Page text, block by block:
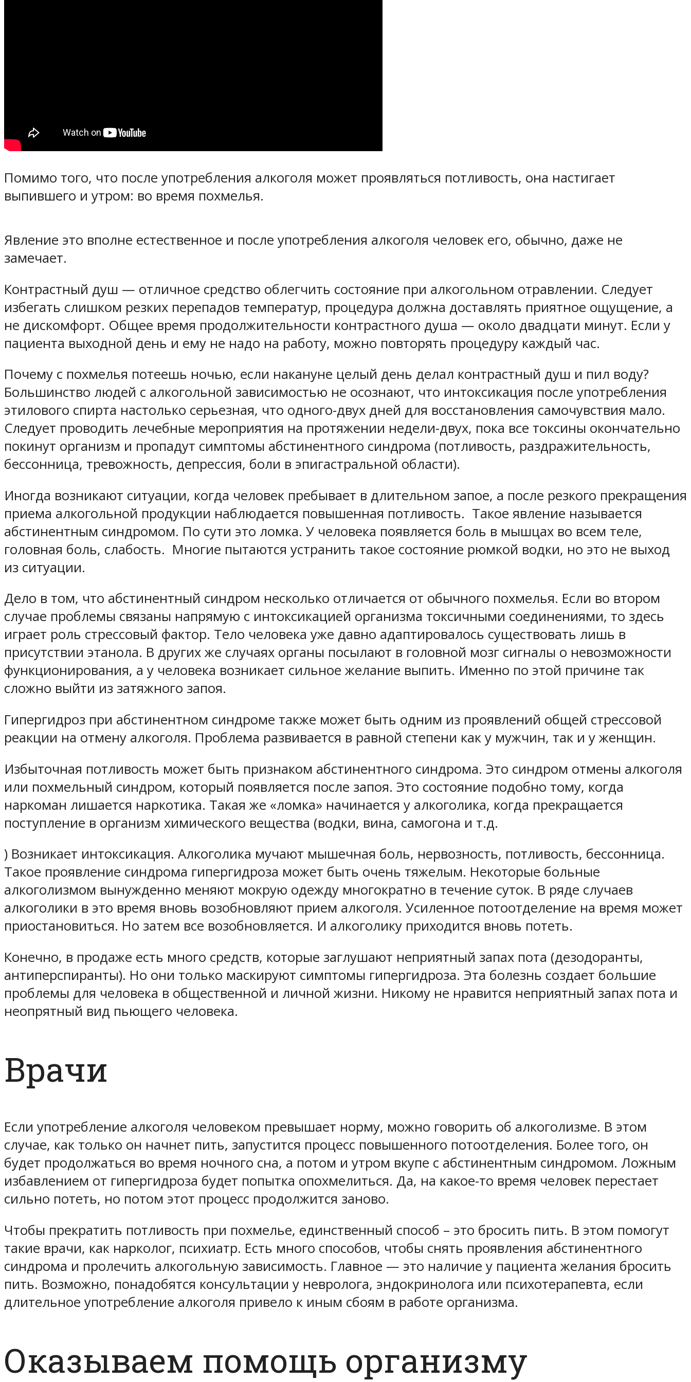
Помимо того, что после употребления алкоголя может проявляться потливость, она настигает
выпившего и утром: во время похмелья.
Явление это вполне естественное и после употребления алкоголя человек его, обычно, даже не
замечает.
Контрастный душ — отличное средство облегчить состояние при алкогольном отравлении. Следует
избегать слишком резких перепадов температур, процедура должна доставлять приятное ощущение, а
не дискомфорт. Общее время продолжительности контрастного душа — около двадцати минут. Если у
пациента выходной день и ему не надо на работу, можно повторять процедуру каждый час.
Почему с похмелья потеешь ночью, если накануне целый день делал контрастный душ и пил воду?
Большинство людей с алкогольной зависимостью не осознают, что интоксикация после употребления
этилового спирта настолько серьезная, что одного-двух дней для восстановления самочувствия мало.
Следует проводить лечебные мероприятия на протяжении недели-двух, пока все токсины окончательно
покинут организм и пропадут симптомы абстинентного синдрома (потливость, раздражительность,
бессонница, тревожность, депрессия, боли в эпигастральной области).
Иногда возникают ситуации, когда человек пребывает в длительном запое, а после резкого прекращения
приема алкогольной продукции наблюдается повышенная потливость. Такое явление называется
абстинентным синдромом. По сути это ломка. У человека появляется боль в мышцах во всем теле,
головная боль, слабость. Многие пытаются устранить такое состояние рюмкой водки, но это не выход
из ситуации.
Дело в том, что абстинентный синдром несколько отличается от обычного похмелья. Если во втором
случае проблемы связаны напрямую с интоксикацией организма токсичными соединениями, то здесь
играет роль стрессовый фактор. Тело человека уже давно адаптировалось существовать лишь в
присутствии этанола. В других же случаях органы посылают в головной мозг сигналы о невозможности
функционирования, а у человека возникает сильное желание выпить. Именно по этой причине так
сложно выйти из затяжного запоя.
Гипергидроз при абстинентном синдроме также может быть одним из проявлений общей стрессовой
реакции на отмену алкоголя. Проблема развивается в равной степени как у мужчин, так и у женщин.
Избыточная потливость может быть признаком абстинентного синдрома. Это синдром отмены алкоголя
или похмельный синдром, который появляется после запоя. Это состояние подобно тому, когда
наркоман лишается наркотика. Такая же «ломка» начинается у алкоголика, когда прекращается
поступление в организм химического вещества (водки, вина, самогона и т.д.
) Возникает интоксикация. Алкоголика мучают мышечная боль, нервозность, потливость, бессонница.
Такое проявление синдрома гипергидроза может быть очень тяжелым. Некоторые больные
алкоголизмом вынужденно меняют мокрую одежду многократно в течение суток. В ряде случаев
алкоголики в это время вновь возобновляют прием алкоголя. Усиленное потоотделение на время может
приостановиться. Но затем все возобновляется. И алкоголику приходится вновь потеть.
Конечно, в продаже есть много средств, которые заглушают неприятный запах пота (дезодоранты,
антиперспиранты). Но они только маскируют симптомы гипергидроза. Эта болезнь создает большие
проблемы для человека в общественной и личной жизни. Никому не нравится неприятный запах пота и
неопрятный вид пьющего человека.
Врачи
Если употребление алкоголя человеком превышает норму, можно говорить об алкоголизме. В этом
случае, как только он начнет пить, запустится процесс повышенного потоотделения. Более того, он
будет продолжаться во время ночного сна, а потом и утром вкупе с абстинентным синдромом. Ложным
избавлением от гипергидроза будет попытка опохмелиться. Да, на какое-то время человек перестает
сильно потеть, но потом этот процесс продолжится заново.
Чтобы прекратить потливость при похмелье, единственный способ – это бросить пить. В этом помогут
такие врачи, как нарколог, психиатр. Есть много способов, чтобы снять проявления абстинентного
синдрома и пролечить алкогольную зависимость. Главное — это наличие у пациента желания бросить
пить. Возможно, понадобятся консультации у невролога, эндокринолога или психотерапевта, если
длительное употребление алкоголя привело к иным сбоям в работе организма.
Оказываем помощь организму